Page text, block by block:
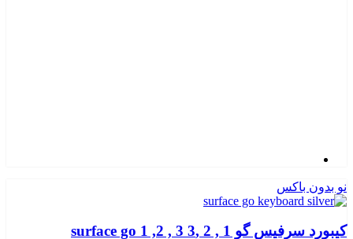
نو بدون باکس
کیبورد سرفیس گو 1 , 2 ,3 surface go 1 ,2 , 3